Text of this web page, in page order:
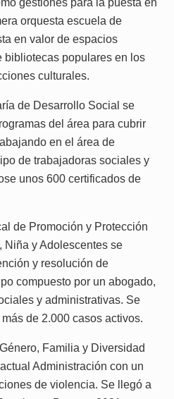
orquesta escuela de
en valor de espacios
bibliotecas populares en los
culturales.
de Desarrollo Social se
del área para cubrir
en el área de
de trabajadoras sociales y
unos 600 certificados de
de Promoción y Protección
Niña y Adolescentes se
y resolución de
compuesto por un abogado,
y administrativas. Se
de 2.000 casos activos.
Familia y Diversidad
Administración con un
de violencia. Se llegó a